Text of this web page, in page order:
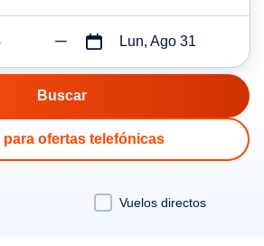
Lun, Ago 31
para ofertas telefónicas
Vuelos directos